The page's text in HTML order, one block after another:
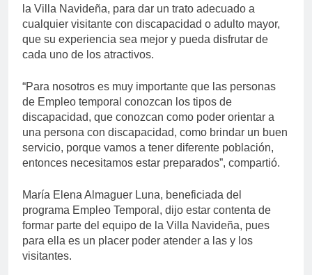
la Villa Navideña, para dar un trato adecuado a
cualquier visitante con discapacidad o adulto mayor,
que su experiencia sea mejor y pueda disfrutar de
cada uno de los atractivos.
“Para nosotros es muy importante que las personas
de Empleo temporal conozcan los tipos de
discapacidad, que conozcan como poder orientar a
una persona con discapacidad, como brindar un buen
servicio, porque vamos a tener diferente población,
entonces necesitamos estar preparados”, compartió.
María Elena Almaguer Luna, beneficiada del
programa Empleo Temporal, dijo estar contenta de
formar parte del equipo de la Villa Navideña, pues
para ella es un placer poder atender a las y los
visitantes.